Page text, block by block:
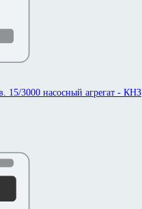
15/3000 насосный агрегат - КНЗ